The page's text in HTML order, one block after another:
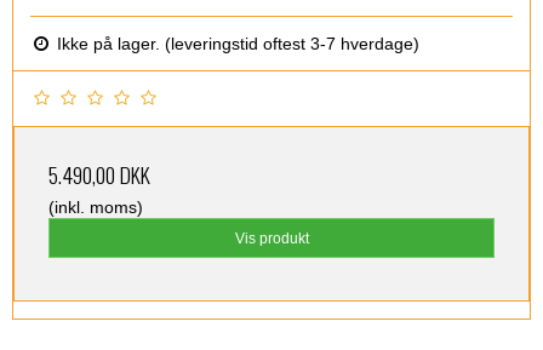
Ikke på lager. (leveringstid oftest 3-7 hverdage)
5.490,00 DKK
(inkl. moms)
Vis produkt